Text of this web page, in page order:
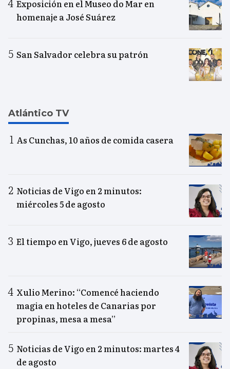
Exposición en el Museo do Mar en
homenaje a José Suárez
San Salvador celebra su patrón
Atlántico TV
As Cunchas, 10 años de comida casera
Noticias de Vigo en 2 minutos:
miércoles 5 de agosto
El tiempo en Vigo, jueves 6 de agosto
Xulio Merino: “Comencé haciendo
magia en hoteles de Canarias por
propinas, mesa a mesa”
Noticias de Vigo en 2 minutos: martes 4
de agosto